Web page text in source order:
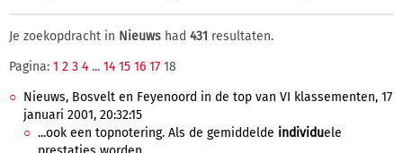
Je zoekopdracht in Nieuws had 431 resultaten.
Pagina: 1 2 3 4 ... 14 15 16 17 18
Nieuws, Bosvelt en Feyenoord in de top van VI klassementen, 17
januari 2001, 20:32:15
...ook een topnotering. Als de gemiddelde individuele